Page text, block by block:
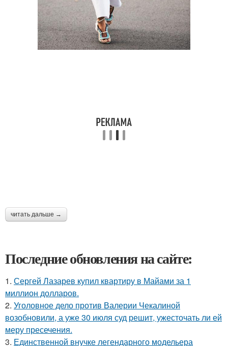
читать дальше →
Последние обновления на сайте:
1. Сергей Лазарев купил квартиру в Майами за 1
миллион долларов.
2. Уголовное дело против Валерии Чекалиной
возобновили, а уже 30 июля суд решит, ужесточать ли ей
меру пресечения.
3. Единственной внучке легендарного модельера